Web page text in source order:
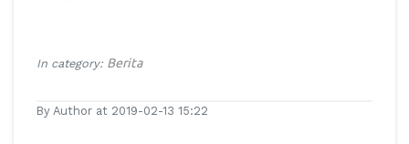
In category: Berita
By Author at 2019-02-13 15:22